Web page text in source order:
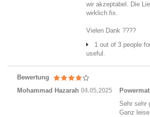
wir akzeptabel. Die
wirklich fix.
Vielen Dank ????
1 out of 3 people
useful.
Bewertung
Mohammad Hazarah 04.05.2025
Sehr sehr
Ganz